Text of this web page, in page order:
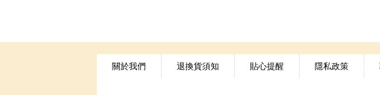
關於我們 退換貨須知 貼心提醒 隱私政策